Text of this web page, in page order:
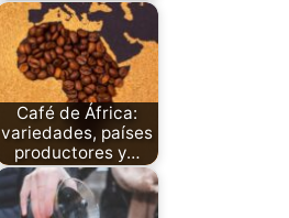
Café de África:
variedades, países
productores y…